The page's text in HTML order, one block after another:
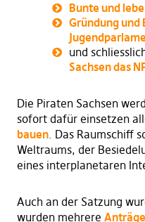
Bunte und
Gründung und
und
Sachsen das
Die Piraten Sachsen
sofort dafür einsetzen
bauen. Das Raumschiff
Weltraums, der
eines interplanetaren
Auch an der Satzung
wurden mehrere Anträge